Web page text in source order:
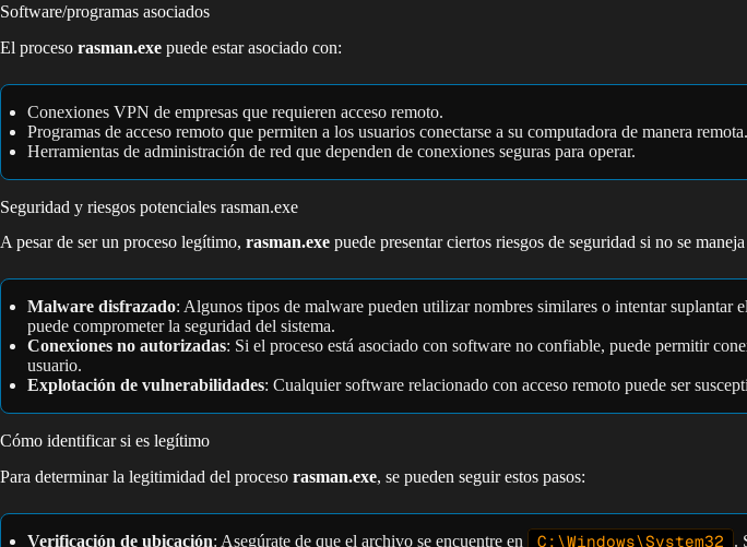
Software/programas asociados
El proceso rasman.exe puede estar asociado con:
Conexiones VPN de empresas que requieren acceso remoto.
Programas de acceso remoto que permiten a los usuarios conectarse a su computadora de manera remota.
Herramientas de administración de red que dependen de conexiones seguras para operar.
Seguridad y riesgos potenciales rasman.exe
A pesar de ser un proceso legítimo, rasman.exe puede presentar ciertos riesgos de seguridad si no se
Malware disfrazado: Algunos tipos de malware pueden utilizar nombres similares o intentar
puede comprometer la seguridad del sistema.
Conexiones no autorizadas: Si el proceso está asociado con software no confiable, puede permitir
usuario.
Explotación de vulnerabilidades: Cualquier software relacionado con acceso remoto puede ser
Cómo identificar si es legítimo
Para determinar la legitimidad del proceso rasman.exe, se pueden seguir estos pasos:
Verificación de ubicación: Asegúrate de que el archivo se encuentre en C:\Windows\System32
.